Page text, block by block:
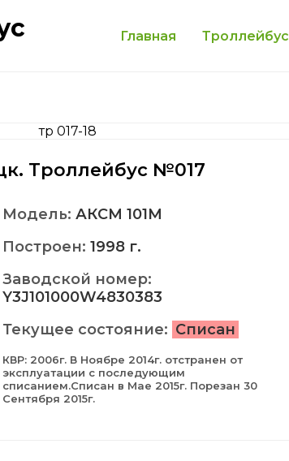
Главная Троллейбус
Троллейбус №017
Модель: АКСМ 101M
Построен: 1998 г.
Заводской номер:
Y3J101000W4830383
Текущее состояние: Списан
КВР: 2006г. В Ноябре 2014г. отстранен от
эксплуатации с последующим
списанием.Списан в Мае 2015г. Порезан 30
Сентября 2015г.